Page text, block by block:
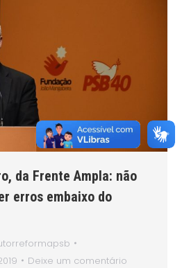
da Frente Ampla: não
erros embaixo do
Deixe um comentário